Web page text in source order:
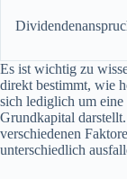
Es ist wichtig zu
direkt bestimmt, wie
sich lediglich um
Grundkapital
verschiedenen
unterschiedlich